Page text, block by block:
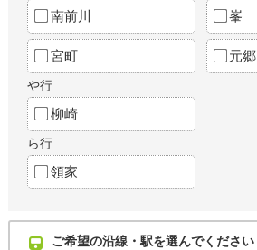
南前川 峯
宮町 元郷
や行
柳崎
ら行
領家
ご希望の沿線・駅を選んでください